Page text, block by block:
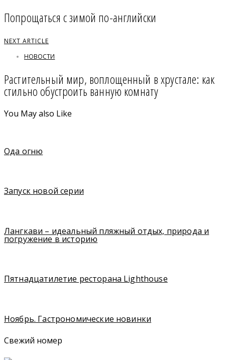
Попрощаться с зимой по-английски
NEXT ARTICLE
НОВОСТИ
Растительный мир, воплощенный в хрустале: как
стильно обустроить ванную комнату
You May also Like
Ода огню
Запуск новой серии
Лангкави – идеальный пляжный отдых, природа и
погружение в историю
Пятнадцатилетие ресторана Lighthouse
Ноябрь. Гастрономические новинки
Свежий номер